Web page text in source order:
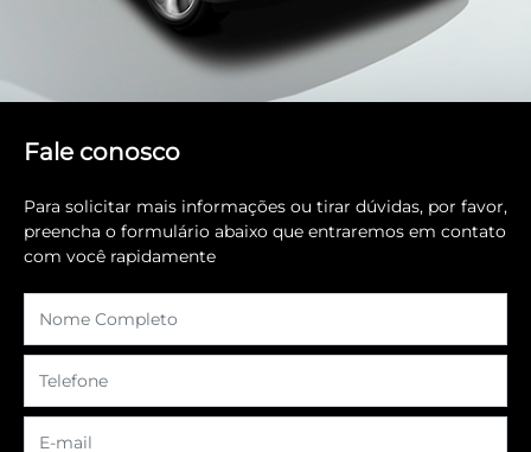
preencha o formulário abaixo que entraremos em contato
com você rapidamente
Preferência de contato:
Whatsapp Telefone Email